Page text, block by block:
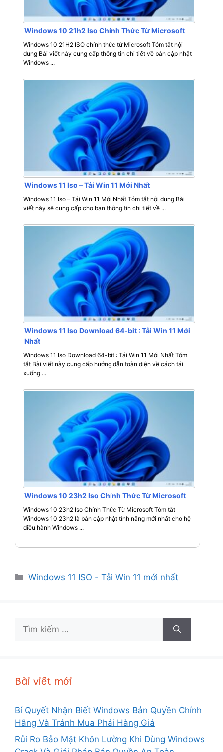
Windows 10 21h2 Iso Chính Thức Từ Microsoft
Windows 10 21H2 ISO chính thức từ Microsoft Tóm tắt nội
dung Bài viết này cung cấp thông tin chi tiết về bản cập nhật
Windows ...
Windows 11 Iso – Tải Win 11 Mới Nhất
Windows 11 Iso – Tải Win 11 Mới Nhất Tóm tắt nội dung Bài
viết này sẽ cung cấp cho bạn thông tin chi tiết về ...
Windows 11 Iso Download 64-bit : Tải Win 11 Mới
Nhất
Windows 11 Iso Download 64-bit : Tải Win 11 Mới Nhất Tóm
tắt Bài viết này cung cấp hướng dẫn toàn diện về cách tải
xuống ...
Windows 10 23h2 Iso Chính Thức Từ Microsoft
Windows 10 23h2 Iso Chính Thức Từ Microsoft Tóm tắt
Windows 10 23h2 là bản cập nhật tính năng mới nhất cho hệ
điều hành Windows ...
Danh
Windows 11 ISO - Tải Win 11 mới nhất
Tìm
kiếm
Bài viết mới
Bí Quyết Nhận Biết Windows Bản Quyền Chính
Hãng Và Tránh Mua Phải Hàng Giả
Rủi Ro Bảo Mật Khôn Lường Khi Dùng Windows